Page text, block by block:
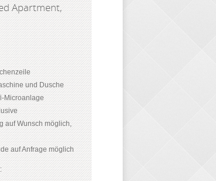
Apartment,
und Dusche
Microanlage
auf Wunsch möglich,
auf Anfrage möglich